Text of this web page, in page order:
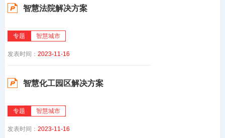
智慧法院解决方案
专题 智慧城市
发表时间： 2023-11-16
智慧化工园区解决方案
专题 智慧城市
发表时间： 2023-11-16